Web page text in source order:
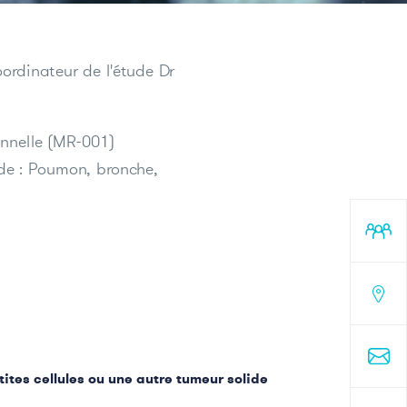
du cancer de l'étude Dr
(MR-001)
: Poumon, bronche,
cellules ou une autre tumeur solide